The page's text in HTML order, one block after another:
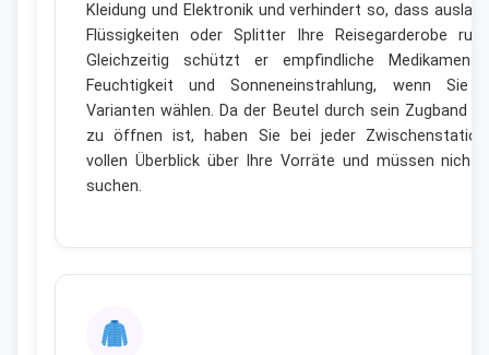
Kleidung und Elektronik und verhindert so, dass
Flüssigkeiten oder Splitter Ihre Reisegarderobe
Gleichzeitig schützt er empfindliche
Feuchtigkeit und Sonneneinstrahlung, wenn Sie
Varianten wählen. Da der Beutel durch sein Zugband
zu öffnen ist, haben Sie bei jeder
vollen Überblick über Ihre Vorräte und müssen nicht
suchen.